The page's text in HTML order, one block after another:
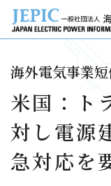
海外電気事業
米国：ト
対し電源
急対応を